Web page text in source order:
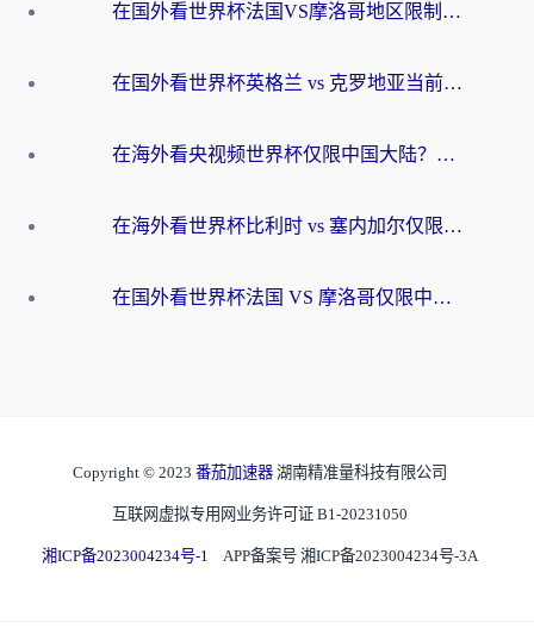
在国外看世界杯法国VS摩洛哥地区限制？这篇指南让你流畅看中文解说无压力
在国外看世界杯英格兰 vs 克罗地亚当前地区不可播放？这篇指南帮你搞定所有海外观赛难题
在海外看央视频世界杯仅限中国大陆？这篇指南帮你解锁中文解说+无卡顿直播
在海外看世界杯比利时 vs 塞内加尔仅限中国大陆？我找到了最流畅的中文解说之路
在国外看世界杯法国 VS 摩洛哥仅限中国大陆？海外党这样看中文解说赛事不卡顿
Copyright © 2023 番茄加速器 湖南精准量科技有限公司
互联网虚拟专用网业务许可证 B1-20231050
湘ICP备2023004234号-1 APP备案号 湘ICP备2023004234号-3A